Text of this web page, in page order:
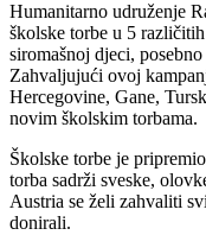
Humanitarno udruženje
školske torbe u 5
siromašnoj djeci,
Zahvaljujući ovoj
Hercegovine, Gane,
novim školskim torbama.
Školske torbe je
torba sadrži sveske,
Austria se želi zahvaliti
donirali.